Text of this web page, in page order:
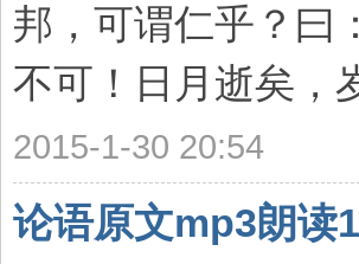
邦，可谓仁乎？曰
不可！日月逝矣，
2015-1-30 20:54
论语原文mp3朗读